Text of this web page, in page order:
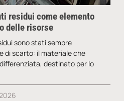
residui come elemento
delle risorse
sono stati sempre
di scarto: il materiale che
destinato per lo